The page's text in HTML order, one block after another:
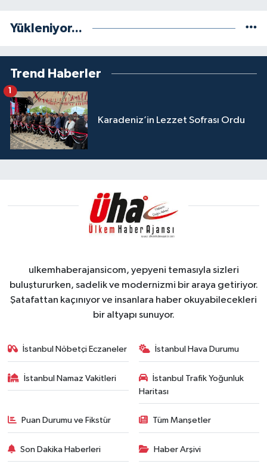
Yükleniyor...
Trend Haberler
Karadeniz’in Lezzet Sofrası Ordu
1
ulkemhaberajansicom, yepyeni temasıyla sizleri
buluştururken, sadelik ve modernizmi bir araya getiriyor.
Şatafattan kaçınıyor ve insanlara haber okuyabilecekleri
bir altyapı sunuyor.
İstanbul Nöbetçi Eczaneler İstanbul Hava Durumu
İstanbul Namaz Vakitleri
İstanbul Trafik Yoğunluk
Haritası
Puan Durumu ve Fikstür Tüm Manşetler
Son Dakika Haberleri Haber Arşivi